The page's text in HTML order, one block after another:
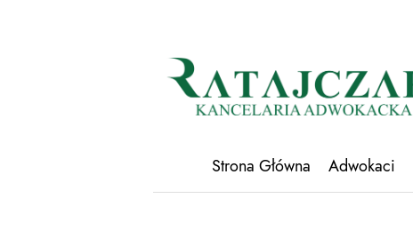
Strona Główna Adwokaci